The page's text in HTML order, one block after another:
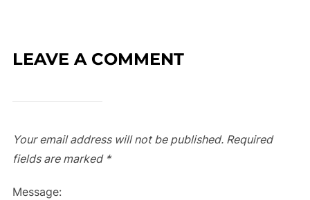
LEAVE A COMMENT
Your email address will not be published. Required
fields are marked *
Message: